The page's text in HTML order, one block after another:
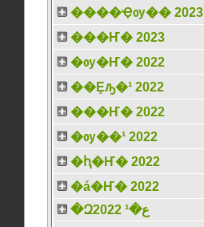
����Ҿѹ�� 2023
���Ҥ� 2023
�ѹ�Ҥ� 2022
��Ȩԡ�¹ 2022
���Ҥ� 2022
�ѹ��¹ 2022
�ԧ�Ҥ� 2022
�á�Ҥ� 2022
�Զع�¹ 2022